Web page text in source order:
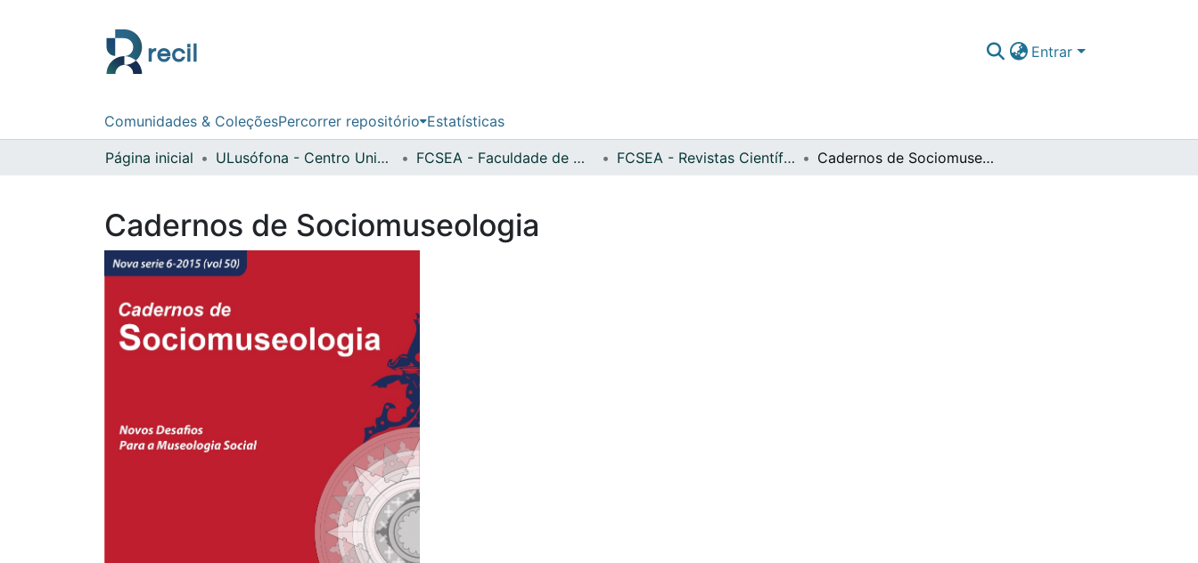
Entrar
Comunidades & ColeçõesPercorrer repositório Estatísticas
Página inicial ULusófona - Centro Universitário de Lisboa FCSEA - Faculdade de Ciências Sociais, Educação e Administração FCSEA - Revistas Científicas Cadernos de Sociomuseologia
Cadernos de Sociomuseologia